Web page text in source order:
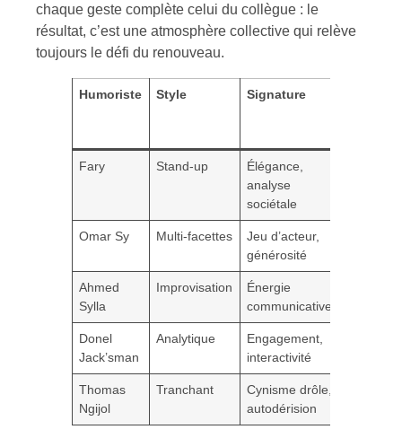
chaque geste complète celui du collègue : le
résultat, c’est une atmosphère collective qui relève
toujours le défi du renouveau.
Humoriste Style Signature
Fary Stand-up
Élégance,
analyse
sociétale
Omar Sy Multi-facettes
Jeu d’acteur,
générosité
Ahmed
Sylla
Improvisation
Énergie
communicative
Donel
Jack’sman
Analytique
Engagement,
interactivité
Thomas
Ngijol
Tranchant
Cynisme drôle,
autodérision